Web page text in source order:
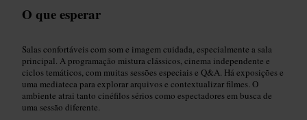
O que esperar
Salas confortáveis com som e imagem cuidada, especialmente a sala
principal. A programação mistura clássicos, cinema independente e
ciclos temáticos, com muitas sessões especiais e Q&A. Há exposições e
uma mediateca para explorar arquivos e contextualizar filmes. O
ambiente atrai tanto cinéfilos sérios como espectadores em busca de
uma sessão diferente.